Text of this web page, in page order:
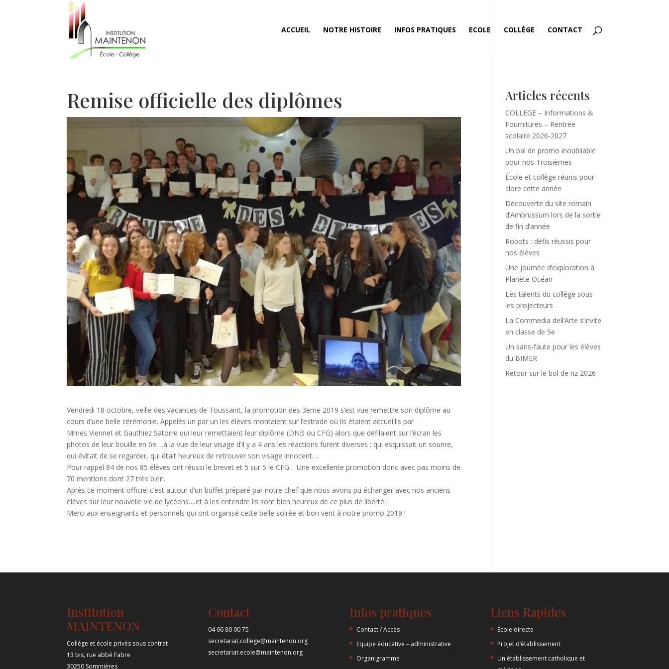
ACCUEIL NOTRE HISTOIRE INFOS PRATIQUES ECOLE COLLÈGE CONTACT
Remise officielle des diplômes
Vendredi 18 octobre, veille des vacances de Toussaint, la promotion des 3eme 2019 s’est vue remettre son diplôme au
cours d’une belle cérémonie. Appelés un par un les élèves montaient sur l’estrade où ils étaient accueillis par
Mmes Viennet et Gauthiez Satorre qui leur remettaient leur diplôme (DNB ou CFG) alors que défilaient sur l’écran les
photos de leur bouille en 6e….à la vue de leur visage d’il y a 4 ans les réactions furent diverses : qui esquissait un sourire,
qui évitait de se regarder, qui était heureux de retrouver son visage innocent….
Pour rappel 84 de nos 85 élèves ont réussi le brevet et 5 sur 5 le CFG… Une excellente promotion donc avec pas moins de
70 mentions dont 27 très bien.
Après ce moment officiel c’est autour d’un buffet préparé par notre chef que nous avons pu échanger avec nos anciens
élèves sur leur nouvelle vie de lycéens….et à les entendre ils sont bien heureux de ce plus de liberté !
Merci aux enseignants et personnels qui ont organisé cette belle soirée et bon vent à notre promo 2019 !
Articles récents
COLLEGE – Informations &
Fournitures – Rentrée
scolaire 2026-2027
Un bal de promo inoubliable
pour nos Troisièmes
École et collège réunis pour
clore cette année
Découverte du site romain
d’Ambrussum lors de la sortie
de fin d’année
Robots : défis réussis pour
nos élèves
Une journée d’exploration à
Planète Océan
Les talents du collège sous
les projecteurs
La Commedia dell’Arte s’invite
en classe de 5e
Un sans‑faute pour les élèves
du BIMER
Retour sur le bol de riz 2026
Institution
MAINTENON
Collège et école privés sous contrat
13 bis, rue abbé Fabre
30250 Sommières
Contact
04 66 80 00 75
secretariat.college@maintenon.org
secretariat.ecole@maintenon.org
Infos pratiques
Contact / Accès
Equipe éducative – administrative
Organigramme
Liens Rapides
Ecole directe
Projet d’établissement
Un établissement catholique et